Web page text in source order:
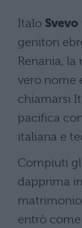
Italo Svevo
genitori
Renania, la
vero nome
chiamarsi
pacifica
italiana e
Compiuti
dapprima
matrimonio
entrò come